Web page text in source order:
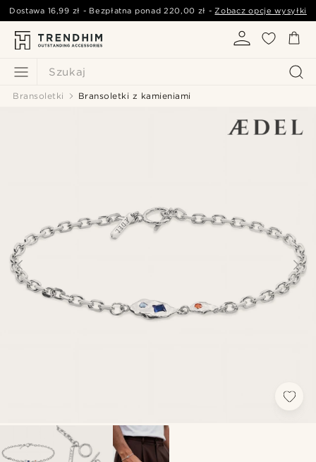
Szukaj
Dostawa 16,99 zł - Bezpłatna ponad220,00 zł -Zobacz opcje wysyłki
Bransoletki Bransoletki z kamieniami